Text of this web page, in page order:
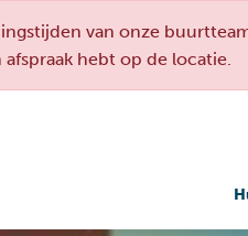
van onze
hebt op de locatie.